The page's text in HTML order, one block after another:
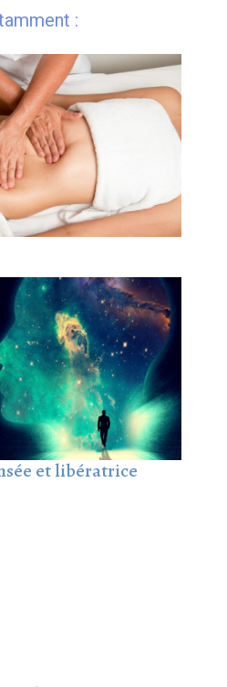
:
et libératrice